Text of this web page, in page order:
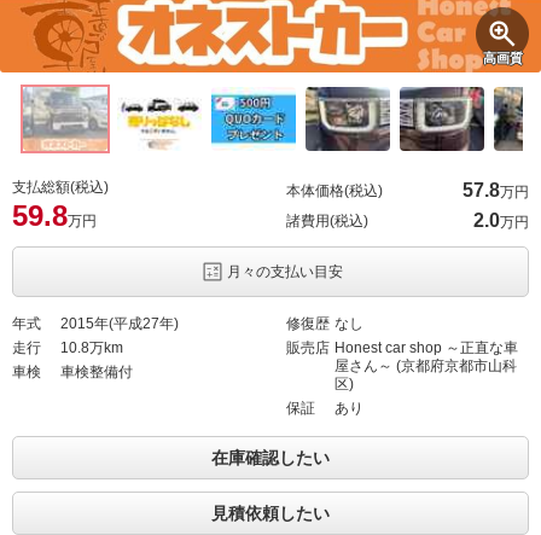
高画質
支払総額(税込)
59.8万円
本体価格(税込) 57.8万円
諸費用(税込)
2.0万円
月々の支払い目安
年式
2015年(平成27年)
走行
10.8万km
車検
車検整備付
修復歴 なし
販売店 Honest car shop ～正直な車
屋さん～ (京都府京都市山科
区)
保証
あり
在庫確認したい
見積依頼したい